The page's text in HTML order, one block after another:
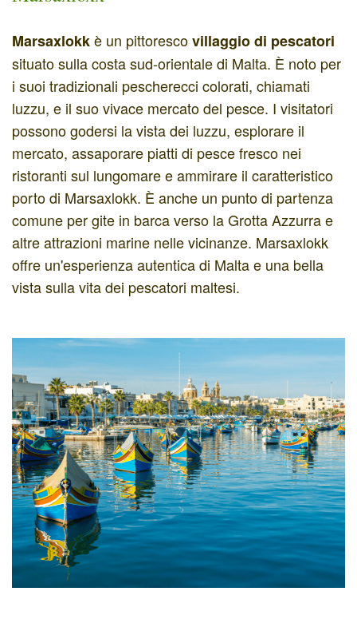
Marsaxlokkè un pittorescovillaggio di pescatori
situato sulla costa sud-orientale di Malta. È noto per
i suoi tradizionali pescherecci colorati, chiamati
luzzu, e il suo vivace mercato del pesce. I visitatori
possono godersi la vista dei luzzu, esplorare il
mercato, assaporare piatti di pesce fresco nei
ristoranti sul lungomare e ammirare il caratteristico
porto di Marsaxlokk. È anche un punto di partenza
comune per gite in barca verso la Grotta Azzurra e
altre attrazioni marine nelle vicinanze. Marsaxlokk
offre un'esperienza autentica di Malta e una bella
vista sulla vita dei pescatori maltesi.